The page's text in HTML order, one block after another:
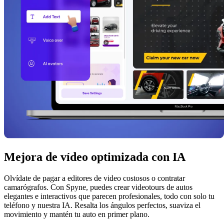
Mejora de vídeo optimizada con IA
Olvídate de pagar a editores de video costosos o contratar
camarógrafos. Con Spyne, puedes crear videotours de autos
elegantes e interactivos que parecen profesionales, todo con solo tu
teléfono y nuestra IA. Resalta los ángulos perfectos, suaviza el
movimiento y mantén tu auto en primer plano.